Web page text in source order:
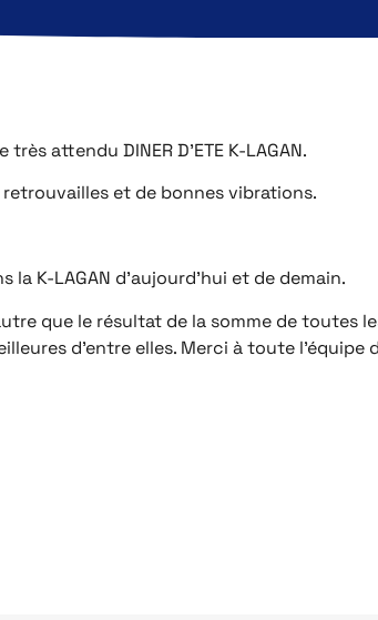
attendu DINER D’ETE K-LAGAN.
et de bonnes vibrations.
la K-LAGAN d’aujourd’hui et de demain.
que le résultat de la somme de toutes
d’entre elles. Merci à toute